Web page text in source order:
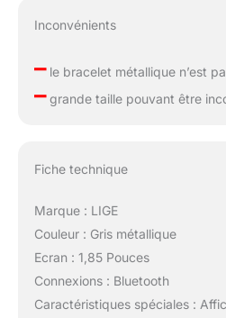
LIGE
sport
120
Inconvénients
–le bracelet métallique n’est
–grande taille pouvant être
Fiche technique
Marque : LIGE
Couleur : Gris métallique
Ecran : 1,85 Pouces
Connexions : Bluetooth
Caractéristiques spéciales :